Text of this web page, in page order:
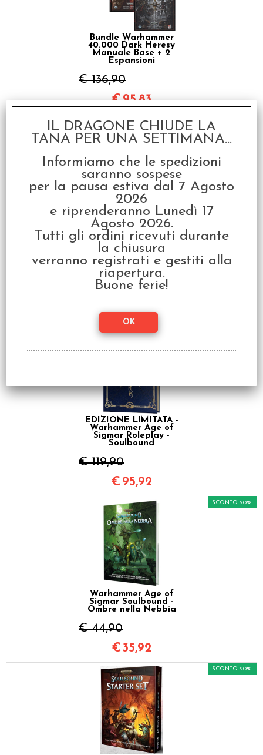
Bundle Warhammer
40.000 Dark Heresy
Manuale Base + 2
Espansioni
€ 136,90
€95,83
Art. collegati
Warhammer Age of
Sigmar Soulbound -
Bestiario
€ 39,90
SCONTO 20%
€31,92
EDIZIONE LIMITATA -
Warhammer Age of
Sigmar Roleplay -
Soulbound
€ 119,90
€ 95,92
Warhammer Age of
Sigmar Soulbound -
Ombre nella Nebbia
€ 44,90
SCONTO 20%
€35,92
SCONTO 20%
IL DRAGONE CHIUDE LA
TANA PER UNA SETTIMANA...
Informiamo che le spedizioni
saranno sospese
per la pausa estiva dal 7 Agosto
2026
e riprenderanno Lunedì 17
Agosto 2026.
Tutti gli ordini ricevuti durante
la chiusura
verranno registrati e gestiti alla
riapertura.
Buone ferie!